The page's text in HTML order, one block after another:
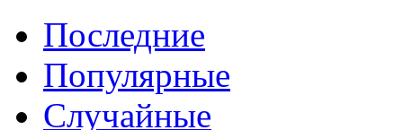
Последние
Популярные
Случайные